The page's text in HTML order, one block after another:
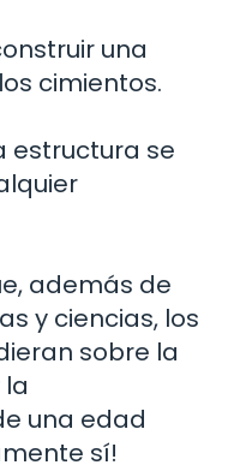
una
cimientos.
estructura se
además de
y ciencias, los
sobre la
una edad
sí!